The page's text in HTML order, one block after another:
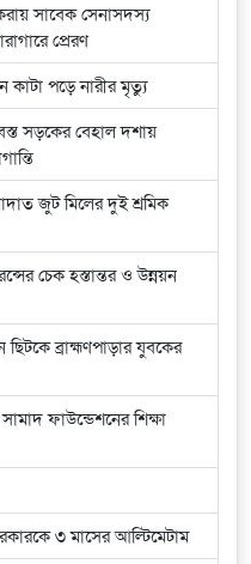
সাবেক সেনাসদস্য
প্রেরণ
কাটা পড়ে নারীর মৃত্যু
সড়কের বেহাল দশায়
জুট মিলের দুই শ্রমিক
চেক হস্তান্তর ও উন্নয়ন
ব্রাহ্মণপাড়ার যুবকের
ফাউন্ডেশনের শিক্ষা
৩ মাসের আল্টিমেটাম